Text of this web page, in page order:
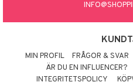
MIN PROFIL FRÅGOR & SVAR
ÄR DU EN INFLUENCER?
INTEGRITETSPOLICY